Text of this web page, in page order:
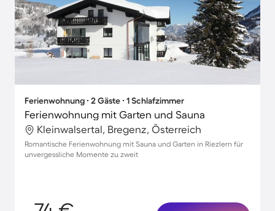
Ferienwohnung ∙ 2 Gäste ∙ 1 Schlafzimmer
Ferienwohnung mit Garten und Sauna
Kleinwalsertal, Bregenz, Österreich
Romantische Ferienwohnung mit Sauna und Garten in Riezlern für
unvergessliche Momente zu zweit